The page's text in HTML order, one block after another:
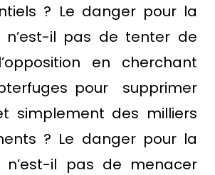
? Le danger pour la
n’est-il pas de tenter de
en cherchant
pour supprimer
simplement des milliers
? Le danger pour la
n’est-il pas de menacer